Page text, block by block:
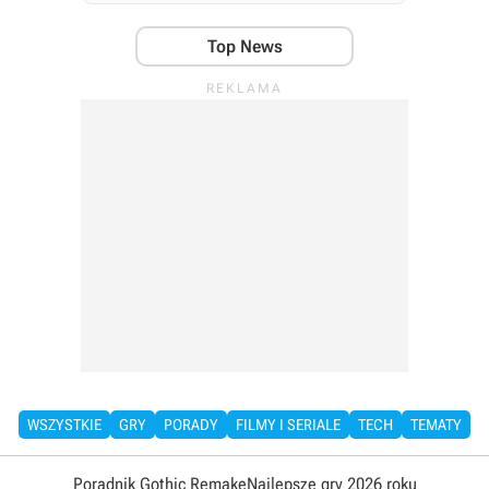
Top News
WSZYSTKIE GRY PORADY FILMY I SERIALE TECH TEMATY
Poradnik Gothic RemakeNajlepsze gry 2026 roku